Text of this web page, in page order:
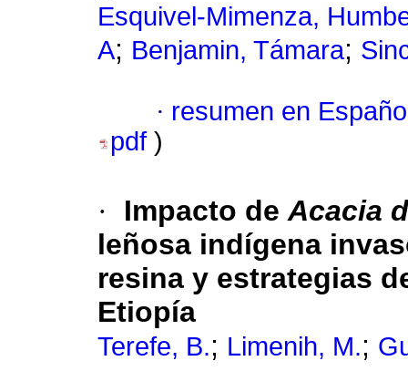
Esquivel-Mimenza,
A; Benjamin, Támara;
· resumen en
pdf )
· Impacto deAcacia
leñosa indígena
resina y estrategias
Etiopía
Terefe, B.; Limenih, M.;